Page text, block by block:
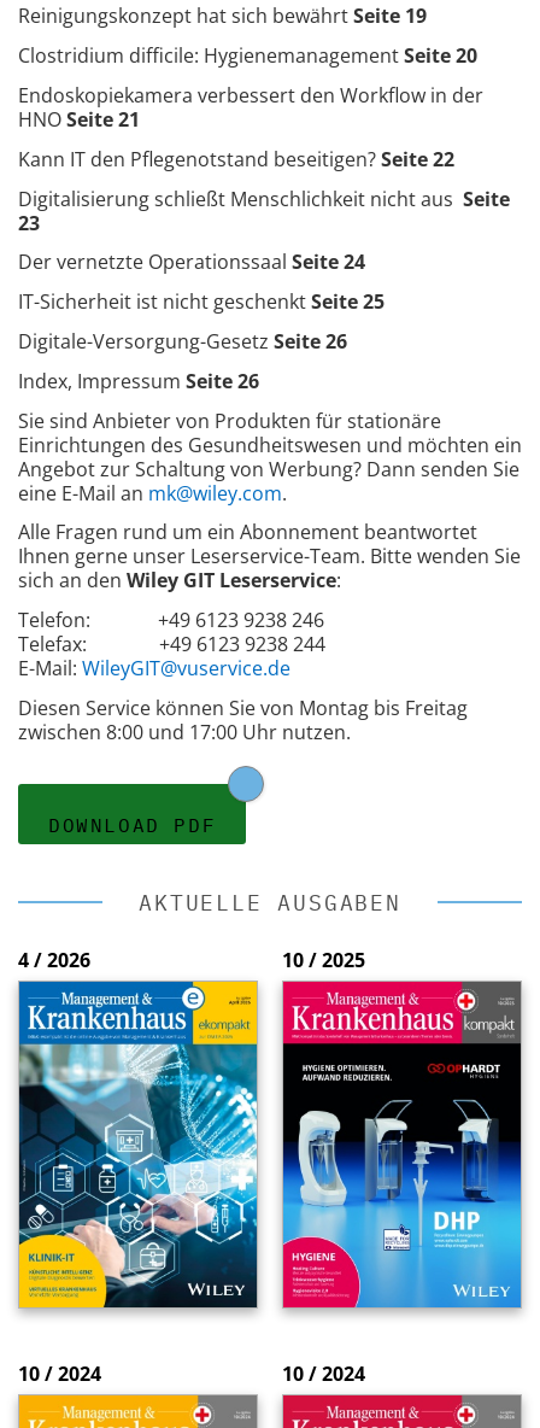
Reinigungskonzept hat sich bewährtSeite 19
Clostridium difficile: HygienemanagementSeite 20
Endoskopiekamera verbessert den Workflow in der
HNOSeite 21
Kann IT den Pflegenotstand beseitigen?Seite 22
Digitalisierung schließt Menschlichkeit nicht aus Seite
23
Der vernetzte Operationssaal Seite 24
IT-Sicherheit ist nicht geschenktSeite 25
Digitale-Versorgung-Gesetz Seite 26
Index, Impressum Seite 26
Sie sind Anbieter von Produkten für stationäre
Einrichtungen des Gesundheitswesen und möchten ein
Angebot zur Schaltung von Werbung? Dann senden Sie
eine E-Mail an mk@wiley.com.
Alle Fragen rund um ein Abonnement beantwortet
Ihnen gerne unser Leserservice-Team. Bitte wenden Sie
sich an den Wiley GIT Leserservice:
Telefon: +49 6123 9238 246
Telefax: +49 6123 9238 244
E-Mail: WileyGIT@vuservice.de
Diesen Service können Sie von Montag bis Freitag
zwischen 8:00 und 17:00 Uhr nutzen.
DOWNLOAD PDF
AKTUELLE AUSGABEN
4 / 2026 10 / 2025
10 / 2024 10 / 2024